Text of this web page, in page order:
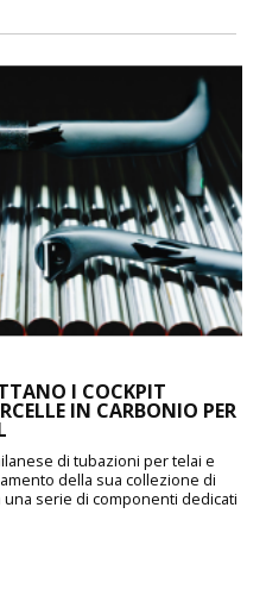
I COCKPIT
IN CARBONIO PER
di tubazioni per telai e
della sua collezione di
serie di componenti dedicati